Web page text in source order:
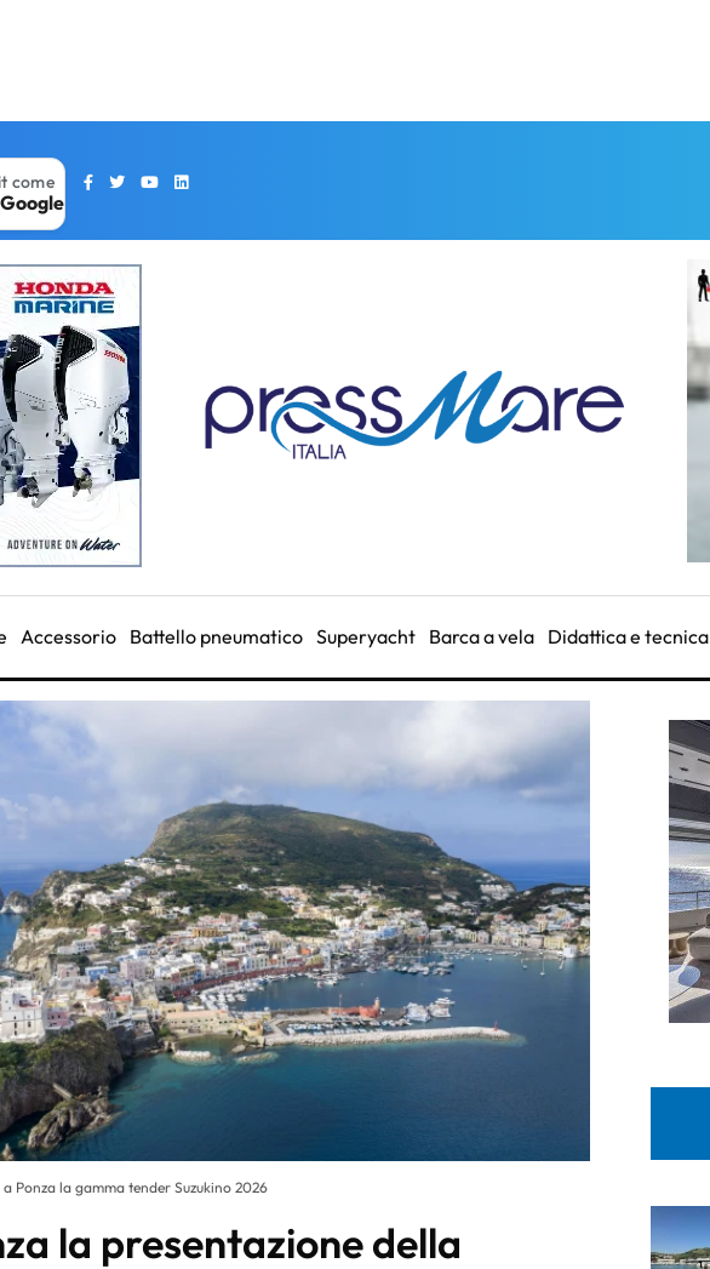
come
Accessorio Battello pneumatico Superyacht Barca a vela Didattica e tecnica
a Ponza la gamma tender Suzukino 2026
la presentazione della